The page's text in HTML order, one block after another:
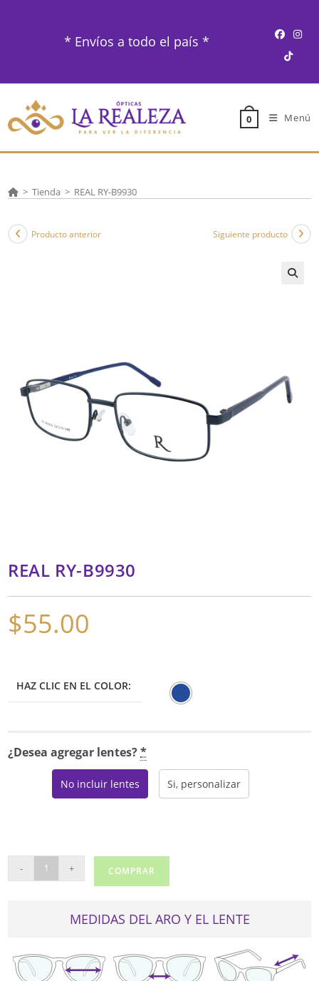
* Envíos a todo el país *
0 Menú
> Tienda > REAL RY-B9930
Producto anterior Siguiente producto
REAL RY-B9930
$55.00
HAZ CLIC EN EL COLOR:
¿Desea agregar lentes?*
No incluir lentes Si, personalizar
RY-
- + COMPRAR
MEDIDAS DEL ARO Y EL LENTE